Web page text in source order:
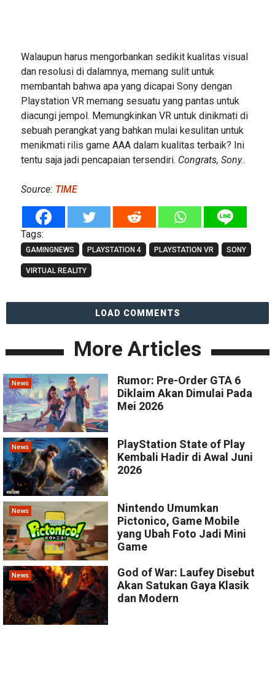
Walaupun harus mengorbankan sedikit kualitas visual
dan resolusi di dalamnya, memang sulit untuk
membantah bahwa apa yang dicapai Sony dengan
Playstation VR memang sesuatu yang pantas untuk
diacungi jempol. Memungkinkan VR untuk dinikmati di
sebuah perangkat yang bahkan mulai kesulitan untuk
menikmati rilis game AAA dalam kualitas terbaik? Ini
tentu saja jadi pencapaian tersendiri. Congrats, Sony..
Source: TIME
Tags:
GAMINGNEWS PLAYSTATION 4 PLAYSTATION VR SONY
VIRTUAL REALITY
LOAD COMMENTS
More Articles
News
Rumor: Pre-Order GTA 6
Diklaim Akan Dimulai Pada
Mei 2026
News
PlayStation State of Play
Kembali Hadir di Awal Juni
2026
News
Nintendo Umumkan
Pictonico, Game Mobile
yang Ubah Foto Jadi Mini
Game
News
God of War: Laufey Disebut
Akan Satukan Gaya Klasik
dan Modern